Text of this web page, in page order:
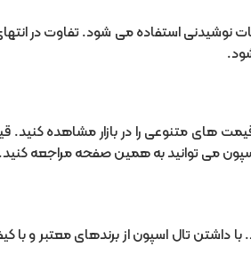
استفاده می شود. تفاوت در
های متنوعی را در بازار مشاهده
می توانید به همین صفحه مراجعه کنید.
با داشتن تال اسپون از برندهای معتبر